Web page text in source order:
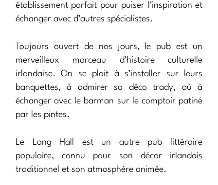
établissement parfait pour puiser l’inspiration et
échanger avec d’autres spécialistes.
Toujours ouvert de nos jours, le pub est un
merveilleux morceau d’histoire culturelle
irlandaise. On se plait à s’installer sur leurs
banquettes, à admirer sa déco trady, où à
échanger avec le barman sur le comptoir patiné
par les pintes.
Le Long Hall est un autre pub littéraire
populaire, connu pour son décor irlandais
traditionnel et son atmosphère animée.